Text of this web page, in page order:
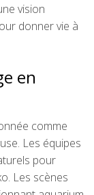
vision
donner vie à
en
comme
Les équipes
pour
Les scènes